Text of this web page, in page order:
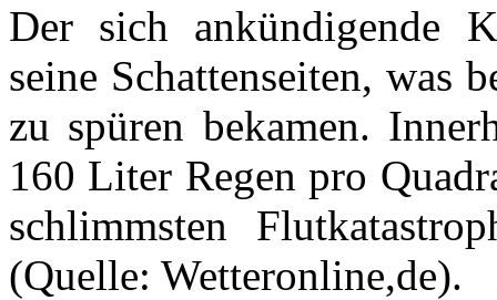
Der sich ankündigende
seine Schattenseiten, was
zu spüren bekamen.
160 Liter Regen pro
schlimmsten
(Quelle: Wetteronline,de).